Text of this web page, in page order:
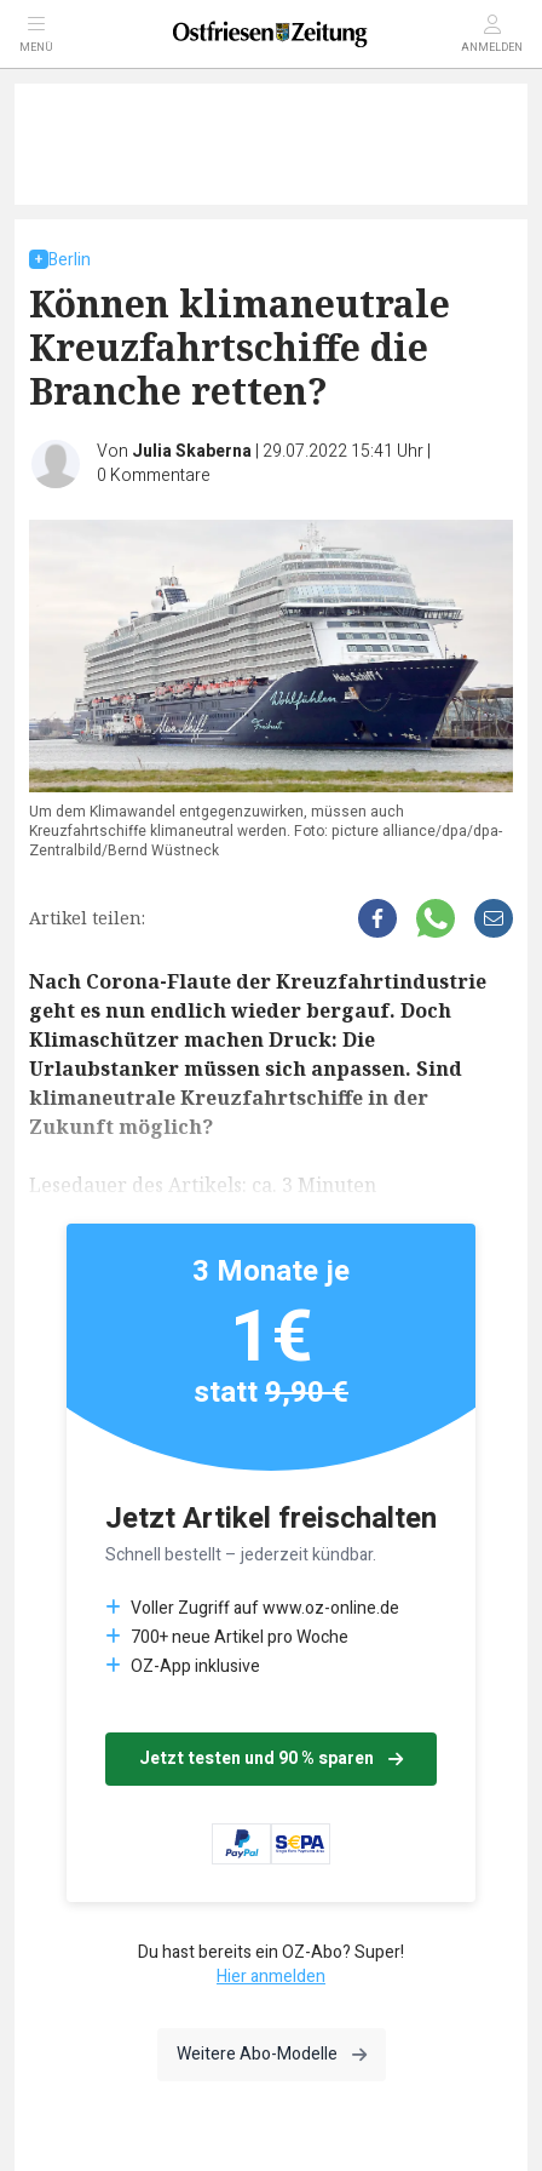
MENÜ ANMELDEN
Berlin
Können klimaneutrale
Kreuzfahrtschiffe die
Branche retten?
Von Julia Skaberna| 29.07.2022 15:41 Uhr|
0 Kommentare
Um dem Klimawandel entgegenzuwirken, müssen auch
Kreuzfahrtschiffe klimaneutral werden. Foto: picture alliance/dpa/dpa-
Zentralbild/Bernd Wüstneck
Artikel teilen:
Nach Corona-Flaute der Kreuzfahrtindustrie
geht es nun endlich wieder bergauf. Doch
Klimaschützer machen Druck: Die
Urlaubstanker müssen sich anpassen. Sind
klimaneutrale Kreuzfahrtschiffe in der
Zukunft möglich?
Lesedauer des Artikels: ca. 3 Minuten
Jetzt Artikel freischalten
Schnell bestellt – jederzeit kündbar.
Voller Zugriff auf www.oz-online.de
700+ neue Artikel pro Woche
OZ-App inklusive
Jetzt testen und 90 % sparen
3 Monate je
1€
statt9,90 €
Du hast bereits ein OZ-Abo? Super!
Hier anmelden
Weitere Abo-Modelle